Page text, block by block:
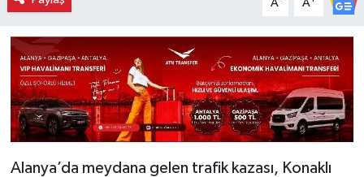
A A
Alanya’da meydana gelen trafik kazası, Konaklı